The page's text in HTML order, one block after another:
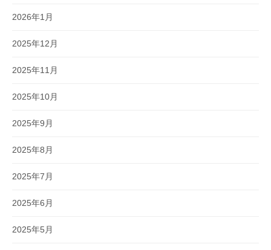
2026年1月
2025年12月
2025年11月
2025年10月
2025年9月
2025年8月
2025年7月
2025年6月
2025年5月